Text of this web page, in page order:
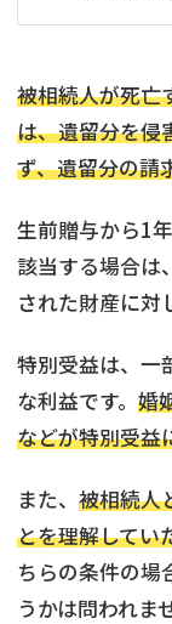
被相続人が死亡
は、遺留分を侵
ず、遺留分の請
生前贈与から1
該当する場合は
された財産に対
特別受益は、一
な利益です。 婚
などが特別受益
また、 被相続人
とを理解してい
ちらの条件の場
うかは問われま